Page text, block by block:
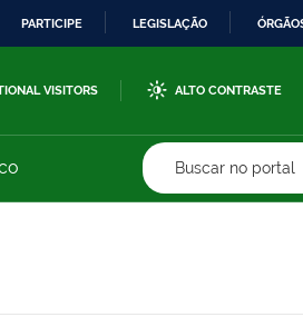
PARTICIPE LEGISLAÇÃO
VISITORS ALTO CONTRASTE
Buscar no portal